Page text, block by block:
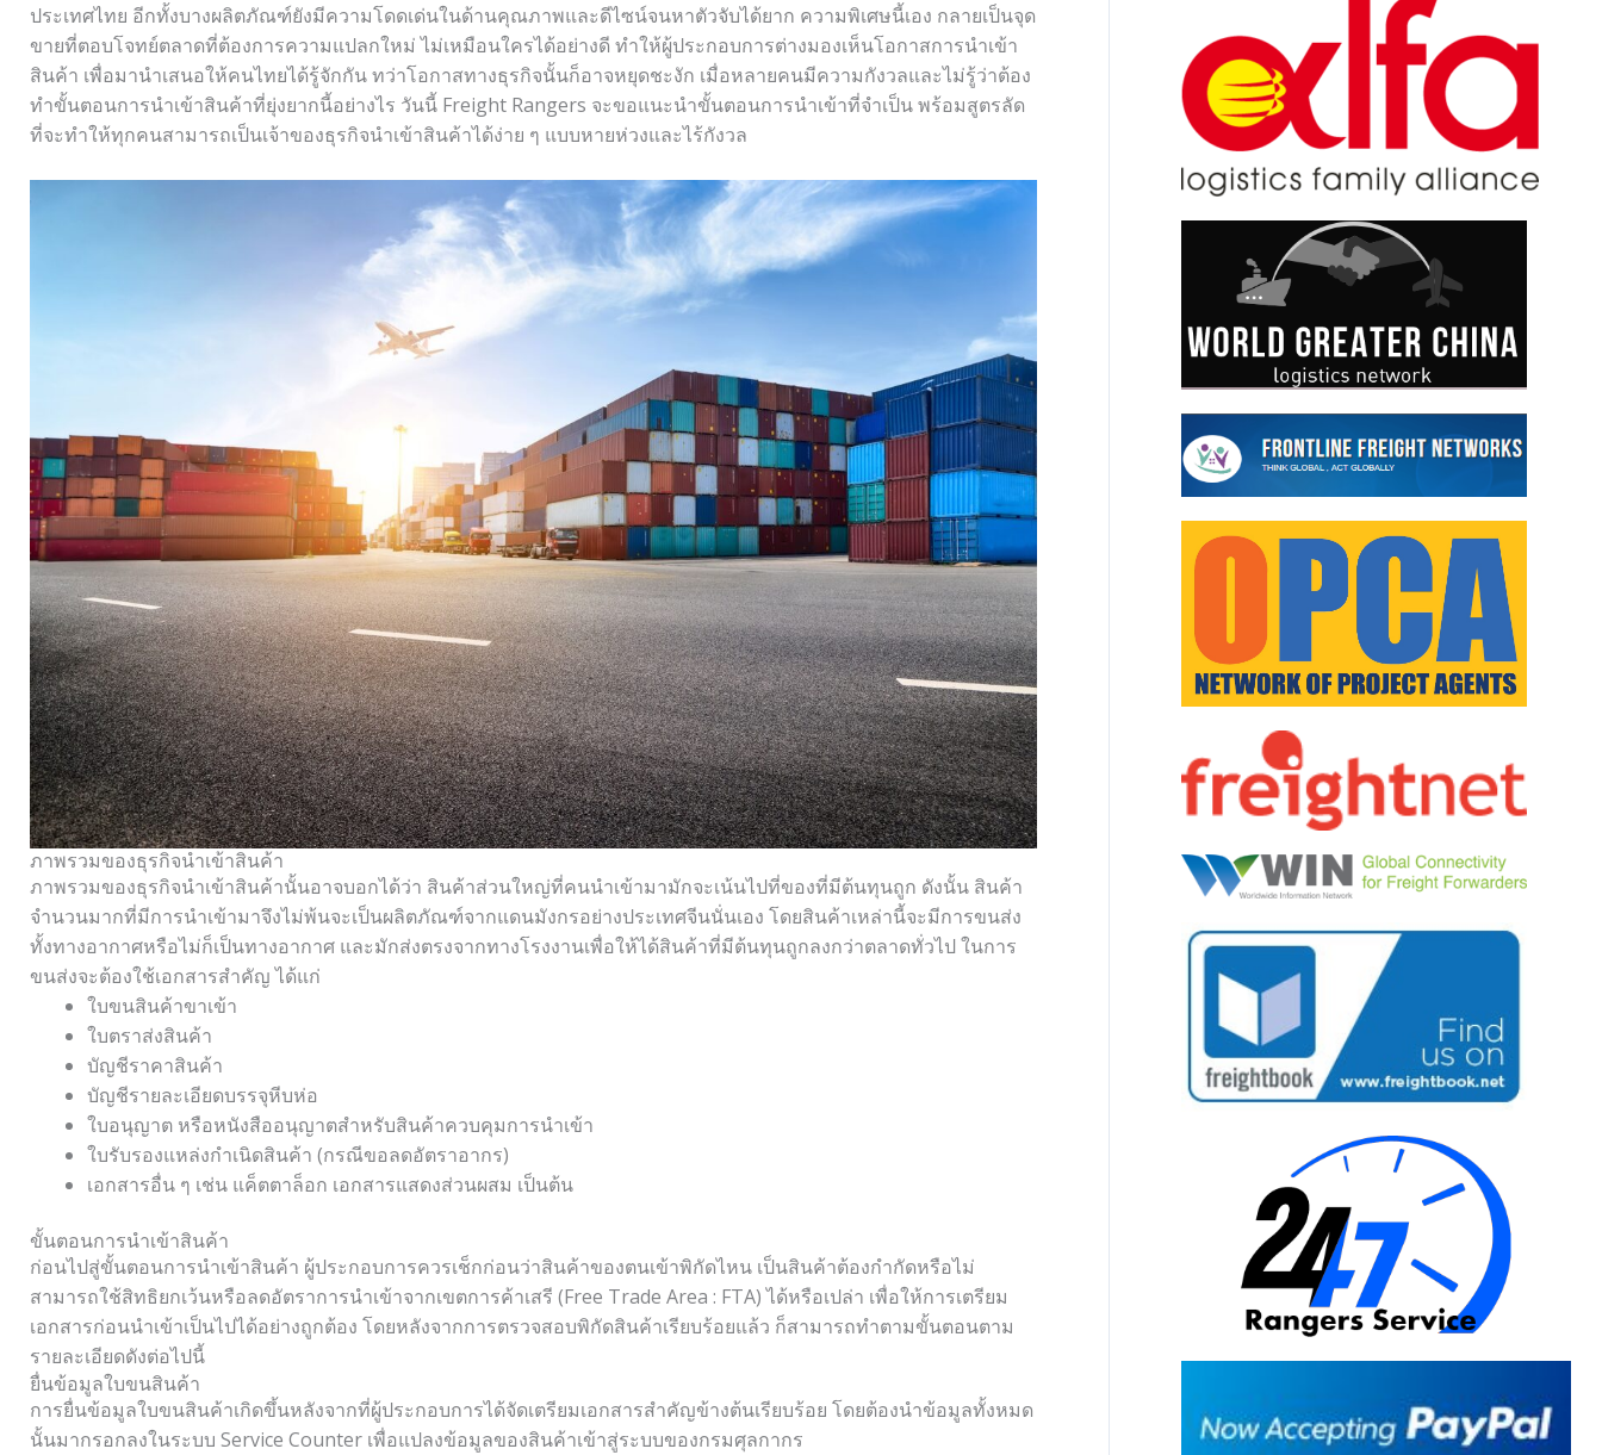
ประเทศไทย อีกทั้งบางผลิตภัณฑ์ยังมีความโดดเด่นในด้านคุณภาพและดีไซน์จนหาตัวจับได้ยาก ความพิเศษนี้เอง กลายเป็นจุด
ขายที่ตอบโจทย์ตลาดที่ต้องการความแปลกใหม่ ไม่เหมือนใครได้อย่างดี ทำให้ผู้ประกอบการต่างมองเห็นโอกาสการนำเข้า
สินค้า เพื่อมานำเสนอให้คนไทยได้รู้จักกัน ทว่าโอกาสทางธุรกิจนั้นก็อาจหยุดชะงัก เมื่อหลายคนมีความกังวลและไม่รู้ว่าต้อง
ทำขั้นตอนการนำเข้าสินค้าที่ยุ่งยากนี้อย่างไร วันนี้ Freight Rangers จะขอแนะนำขั้นตอนการนำเข้าที่จำเป็น พร้อมสูตรลัด
ที่จะทำให้ทุกคนสามารถเป็นเจ้าของธุรกิจนำเข้าสินค้าได้ง่าย ๆ แบบหายห่วงและไร้กังวล
ภาพรวมของธุรกิจนำเข้าสินค้า
ภาพรวมของธุรกิจนำเข้าสินค้านั้นอาจบอกได้ว่า สินค้าส่วนใหญ่ที่คนนำเข้ามามักจะเน้นไปที่ของที่มีต้นทุนถูก ดังนั้น สินค้า
จำนวนมากที่มีการนำเข้ามาจึงไม่พ้นจะเป็นผลิตภัณฑ์จากแดนมังกรอย่างประเทศจีนนั่นเอง โดยสินค้าเหล่านี้จะมีการขนส่ง
ทั้งทางอากาศหรือไม่ก็เป็นทางอากาศ และมักส่งตรงจากทางโรงงานเพื่อให้ได้สินค้าที่มีต้นทุนถูกลงกว่าตลาดทั่วไป ในการ
ขนส่งจะต้องใช้เอกสารสำคัญ ได้แก่
ใบขนสินค้าขาเข้า
ใบตราส่งสินค้า
บัญชีราคาสินค้า
บัญชีรายละเอียดบรรจุหีบห่อ
ใบอนุญาต หรือหนังสืออนุญาตสำหรับสินค้าควบคุมการนำเข้า
ใบรับรองแหล่งกำเนิดสินค้า (กรณีขอลดอัตราอากร)
เอกสารอื่น ๆ เช่น แค็ตตาล็อก เอกสารแสดงส่วนผสม เป็นต้น
ขั้นตอนการนำเข้าสินค้า
ก่อนไปสู่ขั้นตอนการนำเข้าสินค้า ผู้ประกอบการควรเช็กก่อนว่าสินค้าของตนเข้าพิกัดไหน เป็นสินค้าต้องกำกัดหรือไม่
สามารถใช้สิทธิยกเว้นหรือลดอัตราการนำเข้าจากเขตการค้าเสรี (Free Trade Area : FTA) ได้หรือเปล่า เพื่อให้การเตรียม
เอกสารก่อนนำเข้าเป็นไปได้อย่างถูกต้อง โดยหลังจากการตรวจสอบพิกัดสินค้าเรียบร้อยแล้ว ก็สามารถทำตามขั้นตอนตาม
รายละเอียดดังต่อไปนี้
ยื่นข้อมูลใบขนสินค้า
การยื่นข้อมูลใบขนสินค้าเกิดขึ้นหลังจากที่ผู้ประกอบการได้จัดเตรียมเอกสารสำคัญข้างต้นเรียบร้อย โดยต้องนำข้อมูลทั้งหมด
นั้นมากรอกลงในระบบ Service Counter เพื่อแปลงข้อมูลของสินค้าเข้าสู่ระบบของกรมศุลกากร